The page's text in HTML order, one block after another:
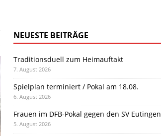
NEUESTE BEITRÄGE
Traditionsduell zum Heimauftakt
7. August 2026
Spielplan terminiert / Pokal am 18.08.
6. August 2026
Frauen im DFB-Pokal gegen den SV Eutingen
5. August 2026